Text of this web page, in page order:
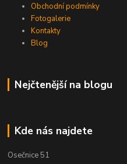
Obchodní podmínky
Fotogalerie
Kontakty
Blog
Nejčtenější na blogu
Kde nás najdete
Osečnice 51